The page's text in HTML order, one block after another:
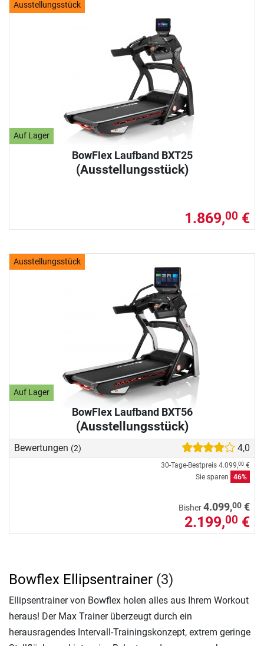
Ausstellungsstück
Auf Lager
BowFlex Laufband BXT25
(Ausstellungsstück)
1.869,00 €
Ausstellungsstück
Auf Lager
BowFlex Laufband BXT56
(Ausstellungsstück)
Bewertungen (2) 4,0
30-Tage-Bestpreis 4.099,00 €
Sie sparen
46%
Bisher4.099,00 €
2.199,00 €
Bowflex Ellipsentrainer (3)
Ellipsentrainer von Bowflex holen alles aus Ihrem Workout
heraus! Der Max Trainer überzeugt durch ein
herausragendes Intervall-Trainingskonzept, extrem geringe